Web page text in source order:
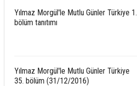
Yılmaz Morgül'le Mutlu Günler Türkiye 1.
bölüm tanıtımı
Yılmaz Morgül'le Mutlu Günler Türkiye
35. bölüm (31/12/2016)